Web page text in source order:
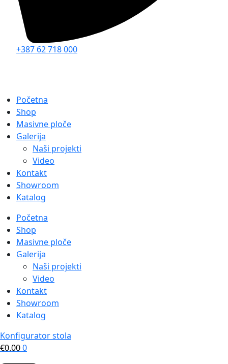
+387 62 718 000
Početna
Shop
Masivne ploče
Galerija
Naši projekti
Video
Kontakt
Showroom
Katalog
Početna
Shop
Masivne ploče
Galerija
Naši projekti
Video
Kontakt
Showroom
Katalog
Konfigurator stola
€0.000